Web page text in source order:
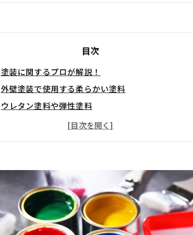
目次
塗装に関するプロが解説！
外壁塗装で使用する柔らかい塗料
ウレタン塗料や弾性塗料
耐用年数が短い点がデメリット
柔らかい塗料と相性のいい外壁材
サイディング系には控えておこう
外壁材との相性を見極めて塗料を選定していこう！